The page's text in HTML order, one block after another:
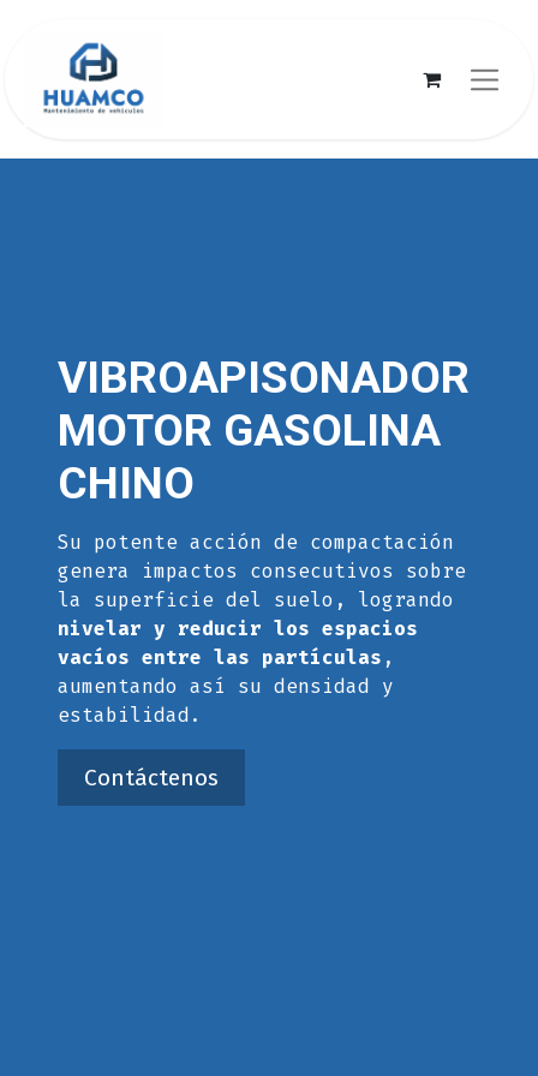
VIBROAPISONADOR
MOTOR GASOLINA
CHINO
Su potente acción de compactación
genera impactos consecutivos sobre
la superficie del suelo, logrando
nivelar y reducir los espacios
vacíos entre las partículas ,
aumentando así su densidad y
estabilidad.
Contáctenos